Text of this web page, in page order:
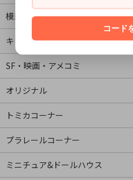
模型・ミニチュア
キャラクター
SF・映画・アメコミ
オリジナル
トミカコーナー
プラレールコーナー
ミニチュア&ドールハウス
コード